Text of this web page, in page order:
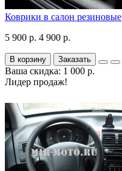
Коврики в салон резиновые
5 900 р. 4 900 р.
В корзину Заказать
Ваша скидка: 1 000 р.
Лидер продаж!